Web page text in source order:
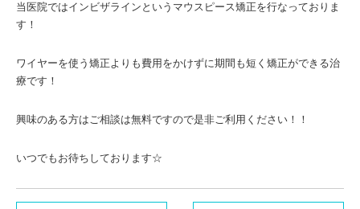
当医院ではインビザラインというマウスピース矯正を行なっておりま
す！
ワイヤーを使う矯正よりも費用をかけずに期間も短く矯正ができる治
療です！
興味のある方はご相談は無料ですので是非ご利用ください！！
いつでもお待ちしております☆